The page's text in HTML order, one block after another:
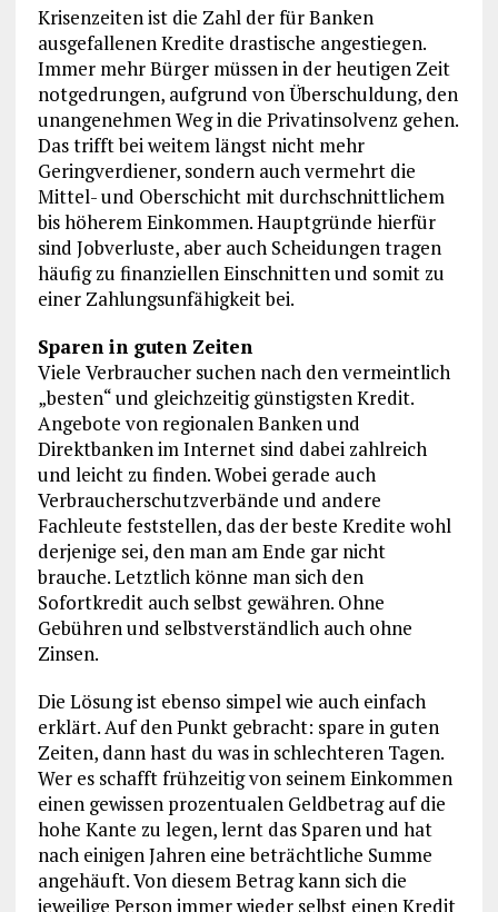
Krisenzeiten ist die Zahl der für Banken
ausgefallenen Kredite drastische angestiegen.
Immer mehr Bürger müssen in der heutigen Zeit
notgedrungen, aufgrund von Überschuldung, den
unangenehmen Weg in die Privatinsolvenz gehen.
Das trifft bei weitem längst nicht mehr
Geringverdiener, sondern auch vermehrt die
Mittel- und Oberschicht mit durchschnittlichem
bis höherem Einkommen. Hauptgründe hierfür
sind Jobverluste, aber auch Scheidungen tragen
häufig zu finanziellen Einschnitten und somit zu
einer Zahlungsunfähigkeit bei.
Sparen in guten Zeiten
Viele Verbraucher suchen nach den vermeintlich
„besten“ und gleichzeitig günstigsten Kredit.
Angebote von regionalen Banken und
Direktbanken im Internet sind dabei zahlreich
und leicht zu finden. Wobei gerade auch
Verbraucherschutzverbände und andere
Fachleute feststellen, das der beste Kredite wohl
derjenige sei, den man am Ende gar nicht
brauche. Letztlich könne man sich den
Sofortkredit auch selbst gewähren. Ohne
Gebühren und selbstverständlich auch ohne
Zinsen.
Die Lösung ist ebenso simpel wie auch einfach
erklärt. Auf den Punkt gebracht: spare in guten
Zeiten, dann hast du was in schlechteren Tagen.
Wer es schafft frühzeitig von seinem Einkommen
einen gewissen prozentualen Geldbetrag auf die
hohe Kante zu legen, lernt das Sparen und hat
nach einigen Jahren eine beträchtliche Summe
angehäuft. Von diesem Betrag kann sich die
jeweilige Person immer wieder selbst einen Kredit